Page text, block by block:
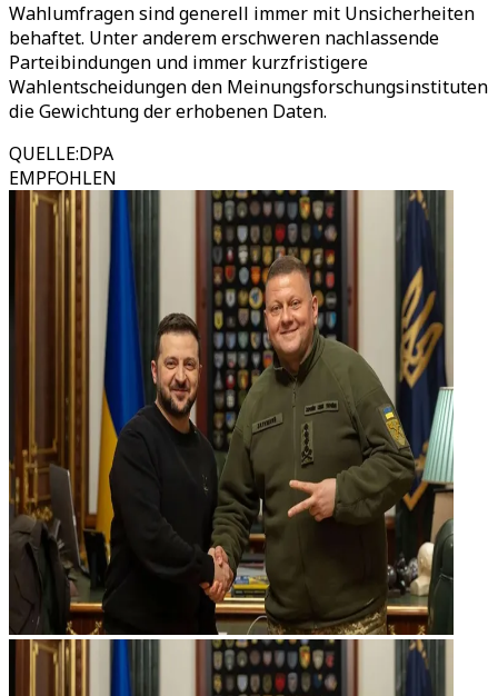
Wahlumfragen sind generell immer mit Unsicherheiten
behaftet. Unter anderem erschweren nachlassende
Parteibindungen und immer kurzfristigere
Wahlentscheidungen den Meinungsforschungsinstituten
die Gewichtung der erhobenen Daten.
QUELLE:DPA
EMPFOHLEN